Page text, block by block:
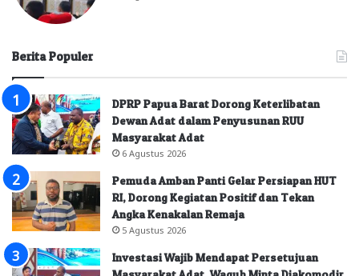
Berita Populer
DPRP Papua Barat Dorong Keterlibatan
Dewan Adat dalam Penyusunan RUU
Masyarakat Adat
6 Agustus 2026
Pemuda Amban Panti Gelar Persiapan HUT
RI, Dorong Kegiatan Positif dan Tekan
Angka Kenakalan Remaja
5 Agustus 2026
Investasi Wajib Mendapat Persetujuan